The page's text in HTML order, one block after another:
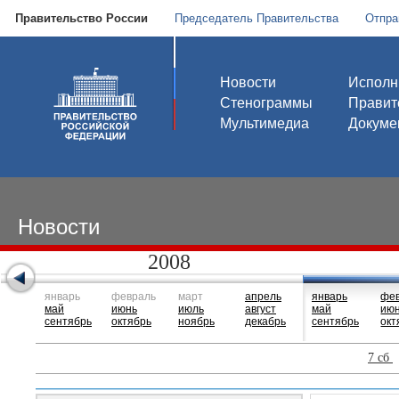
Правительство России Председатель Правительства
Новости
Стенограммы
Мультимедиа
Новости
2008
январь
май
сентябрь
февраль
июнь
октябрь
март
июль
ноябрь
апрель
август
декабрь
январь
май
сентябрь
7 сб